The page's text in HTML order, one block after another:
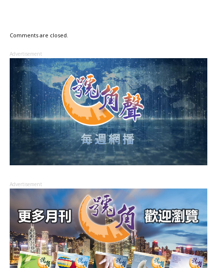
Comments are closed.
Advertisement
Advertisement